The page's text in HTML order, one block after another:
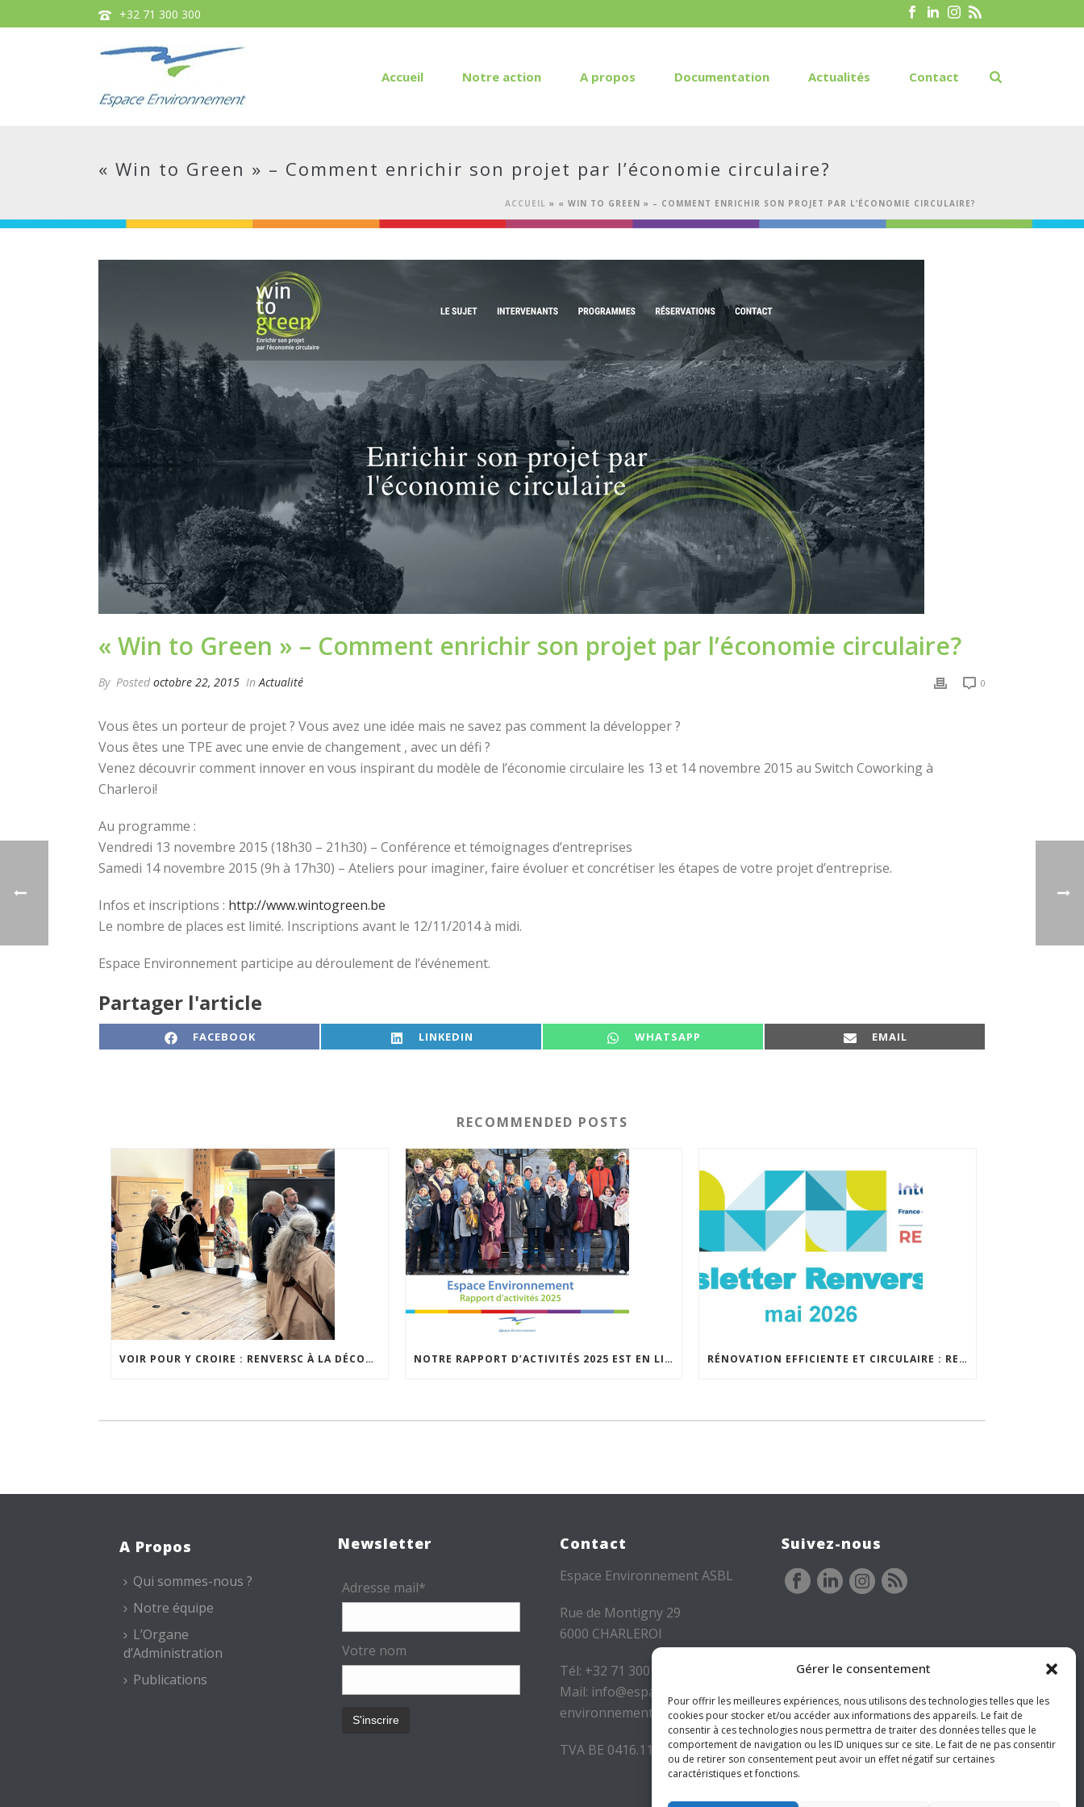
Gérer le consentement
Pour offrir les meilleures expériences, nous utilisons des technologies telles que les
cookies pour stocker et/ou accéder aux informations des appareils. Le fait de
consentir à ces technologies nous permettra de traiter des données telles que le
comportement de navigation ou les ID uniques sur ce site. Le fait de ne pas consentir
ou de retirer son consentement peut avoir un effet négatif sur certaines
caractéristiques et fonctions.
+32 71 300 300
Accueil Notre action A propos Documentation Actualités Contact
« Win to Green » – Comment enrichir son projet par l’économie circulaire?
ACCUEIL » « WIN TO GREEN » – COMMENT ENRICHIR SON PROJET PAR L’ÉCONOMIE CIRCULAIRE?
« Win to Green » – Comment enrichir son projet par l’économie circulaire?
By Posted octobre 22, 2015 InActualité 0
Vous êtes un porteur de projet ? Vous avez une idée mais ne savez pas comment la développer ?
Vous êtes une TPE avec une envie de changement , avec un défi ?
Venez découvrir comment innover en vous inspirant du modèle de l’économie circulaire les 13 et 14 novembre 2015 au Switch Coworking à
Charleroi!
Au programme :
Vendredi 13 novembre 2015 (18h30 – 21h30) – Conférence et témoignages d’entreprises
Samedi 14 novembre 2015 (9h à 17h30) – Ateliers pour imaginer, faire évoluer et concrétiser les étapes de votre projet d’entreprise.
Infos et inscriptions : http://www.wintogreen.be
Le nombre de places est limité. Inscriptions avant le 12/11/2014 à midi.
Espace Environnement participe au déroulement de l’événement.
Partager l'article
SHARE ON
FACEBOOK SHARE ON
LINKEDIN SHARE ON
WHATSAPP SHARE ON
EMAIL
RECOMMENDED POSTS
VOIR POUR Y CROIRE : RENVERSC À LA DÉCOUVERTE DE RÉALISATIONS INSPIRANTES NOTRE RAPPORT D’ACTIVITÉS 2025 EST EN LIGNE RÉNOVATION EFFICIENTE ET CIRCULAIRE : RESTEZ INFORMÉ GRÂCE À LA NEWSLETTER DE RENVERSC
A Propos
Qui sommes-nous ?
Notre équipe
L’Organe
d’Administration
Publications
Newsletter
Adresse mail*
Votre nom
Contact
Espace Environnement ASBL
Rue de Montigny 29
6000 CHARLEROI
Tél: +32 71 300 300
Mail: info@espace-
environnement.be
TVA BE 0416.116.340
Suivez-nous